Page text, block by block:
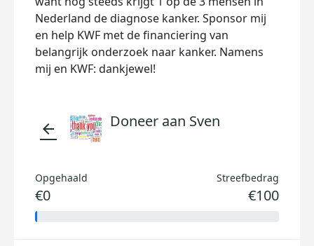
Nederland de diagnose kanker. Sponsor mij
en help KWF met de financiering van
belangrijk onderzoek naar kanker. Namens
mij en KWF: dankjewel!
arrow_back Doneer aan Sven
Opgehaald
€0
Streefbedrag
€100